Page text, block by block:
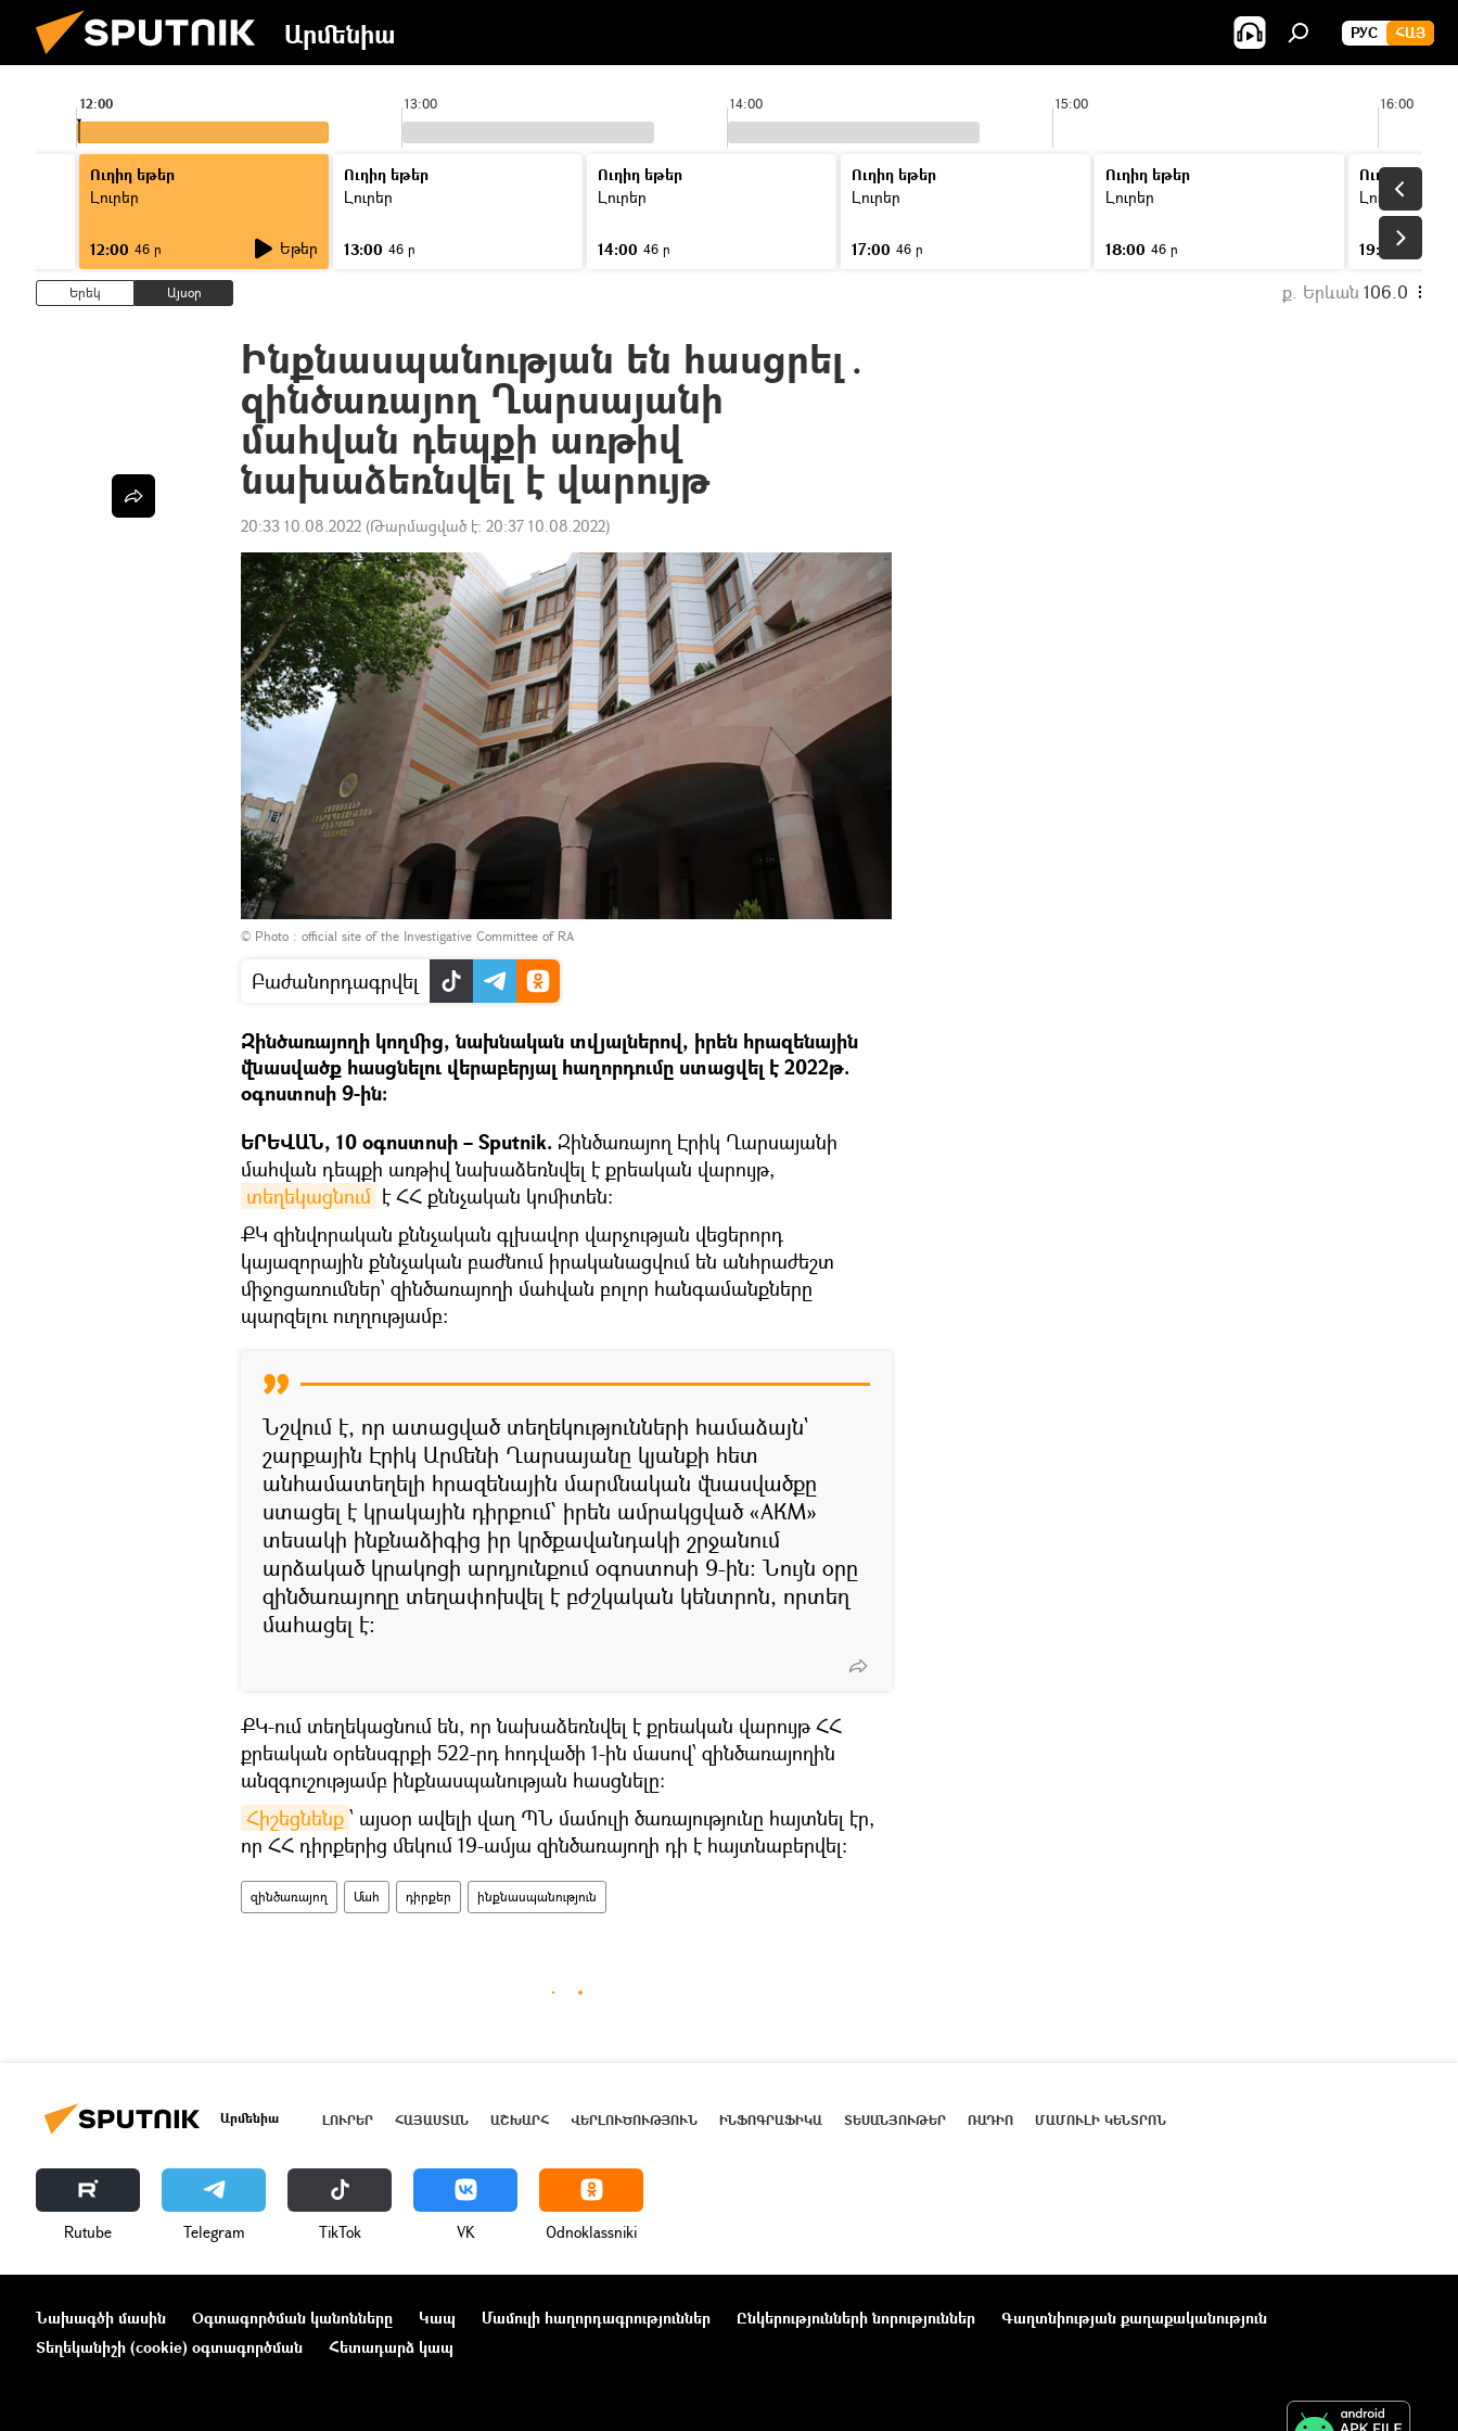
Արմենիա РУС ՀԱՅ
13:00 14:00 15:00 16:00
12:00
Ուղիղ եթեր
Լուրեր
12:00 46 ր Եթեր
Ուղիղ եթեր
Լուրեր
13:00 46 ր
Ուղիղ եթեր
Լուրեր
14:00 46 ր
Ուղիղ եթեր
Լուրեր
17:00 46 ր
Ուղիղ եթեր
Լուրեր
18:00 46 ր
Ուղիղ եթեր
Լուրեր
19:00
Երեկ Այսօր ք. Երևան 106.0
Ինքնասպանության են հասցրել․
զինծառայող Ղարսայանի
մահվան դեպքի առթիվ
նախաձեռնվել է վարույթ
20:33 10.08.2022 (Թարմացված է: 20:37 10.08.2022)
© Photo : official site of the Investigative Committee of RA
Բաժանորդագրվել
Զինծառայողի կողմից, նախնական տվյալներով, իրեն հրազենային
վնասվածք հասցնելու վերաբերյալ հաղորդումը ստացվել է 2022թ.
օգոստոսի 9-ին:
ԵՐԵՎԱՆ, 10 օգոստոսի – Sputnik. Զինծառայող Էրիկ Ղարսայանի
մահվան դեպքի առթիվ նախաձեռնվել է քրեական վարույթ,
տեղեկացնում է ՀՀ քննչական կոմիտեն։
ՔԿ զինվորական քննչական գլխավոր վարչության վեցերորդ
կայազորային քննչական բաժնում իրականացվում են անհրաժեշտ
միջոցառումներ՝ զինծառայողի մահվան բոլոր հանգամանքները
պարզելու ուղղությամբ:
Նշվում է, որ ատացված տեղեկությունների համաձայն`
շարքային Էրիկ Արմենի Ղարսայանը կյանքի հետ
անհամատեղելի հրազենային մարմնական վնասվածքը
ստացել է կրակային դիրքում՝ իրեն ամրակցված «АКМ»
տեսակի ինքնաձիգից իր կրծքավանդակի շրջանում
արձակած կրակոցի արդյունքում օգոստոսի 9-ին: Նույն օրը
զինծառայողը տեղափոխվել է բժշկական կենտրոն, որտեղ
մահացել է։
ՔԿ-ում տեղեկացնում են, որ նախաձեռնվել է քրեական վարույթ ՀՀ
քրեական օրենսգրքի 522-րդ հոդվածի 1-ին մասով՝ զինծառայողին
անզգուշությամբ ինքնասպանության հասցնելը։
Հիշեցնենք ՝ այսօր ավելի վաղ ՊՆ մամուլի ծառայությունը հայտնել էր,
որ ՀՀ դիրքերից մեկում 19-ամյա զինծառայողի դի է հայտնաբերվել։
զինծառայող Մահ դիրքեր ինքնասպանություն
Արմենիա ԼՈՒՐԵՐ ՀԱՅԱՍՏԱՆ ԱՇԽԱՐՀ ՎԵՐԼՈՒԾՈՒԹՅՈՒՆ ԻՆՖՈԳՐԱՖԻԿԱ ՏԵՍԱՆՅՈՒԹԵՐ ՌԱԴԻՈ ՄԱՄՈՒԼԻ ԿԵՆՏՐՈՆ
Rutube Telegram ТikТоk VK Odnoklassniki
Նախագծի մասին Օգտագործման կանոնները Կապ Մամուլի հաղորդագրություններ Ընկերությունների նորություններ
Գաղտնիության քաղաքականություն
Տեղեկանիշի (cookie) օգտագործման
Հետադարձ կապ